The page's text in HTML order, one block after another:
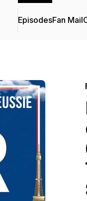
EpisodesFan Mail